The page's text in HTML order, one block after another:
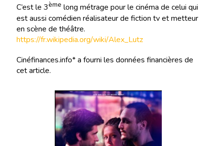
C’est le 3ème long métrage pour le cinéma de celui qui
est aussi comédien réalisateur de fiction tv et metteur
en scène de théâtre.
https://fr.wikipedia.org/wiki/Alex_Lutz
Cinéfinances.info* a fourni les données financières de
cet article.